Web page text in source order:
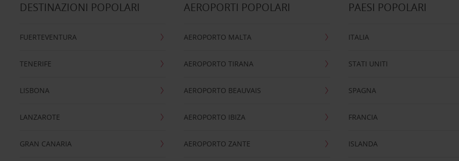
DESTINAZIONI POPOLARI
FUERTEVENTURA
TENERIFE
LISBONA
LANZAROTE
GRAN CANARIA
AEROPORTI POPOLARI
AEROPORTO MALTA
AEROPORTO TIRANA
AEROPORTO BEAUVAIS
AEROPORTO IBIZA
AEROPORTO ZANTE
PAESI POPOLARI
ITALIA
STATI UNITI
SPAGNA
FRANCIA
ISLANDA